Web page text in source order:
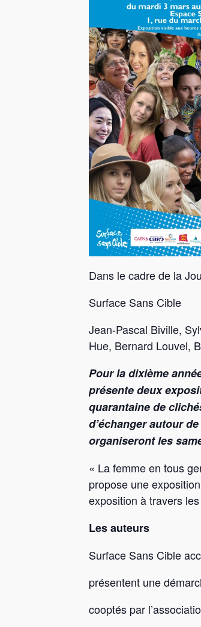
Dans le cadre de la
Surface Sans Cible
Jean-Pascal Biville,
Hue, Bernard Louvel,
Pour la dixième
présente deux
quarantaine de
d’échanger autour
organiseront les
« La femme en tous
propose une
exposition à travers
Les auteurs
Surface Sans Cible
présentent une
cooptés par